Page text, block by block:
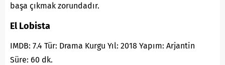
başa çıkmak zorundadır.
El Lobista
IMDB: 7.4 Tür: Drama Kurgu Yıl: 2018 Yapım: Arjantin
Süre: 60 dk.